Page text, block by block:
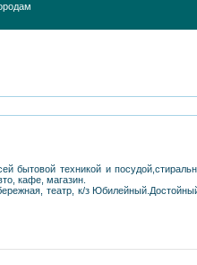
бытовой техникой и
кафе, магазин.
театр, к/з